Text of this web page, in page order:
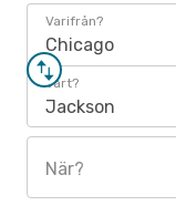
Varifrån?
Chicago
Vart?
Jackson
När?